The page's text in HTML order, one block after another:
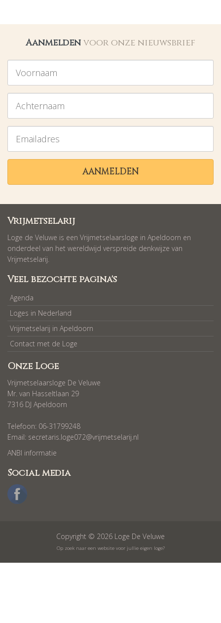
Aanmelden voor onze nieuwsbrief
AANMELDEN
Vrijmetselarij
Loge de Veluwe is een Vrijmetselaarsloge in Apeldoorn en
onderdeel van het wereldwijd verspreide denkwijze van
Vrijmetselarij.
Veel bezochte pagina's
Agenda
Loges in Nederland
Vrijmetselarij in Apeldoorn
Contact met de Loge
Onze Loge
Vrijmetselaarsloge De Veluwe
Mr. van Hasseltlaan 29
7316 DJ Apeldoorn
Telefoon: 06-31799248
Email: secretaris.loge072@vrijmetselarij.nl
ANBI informatie
Social media
Copyright © 2026 Loge De Veluwe
Op zoek naar een website voor jullie eigen loge?